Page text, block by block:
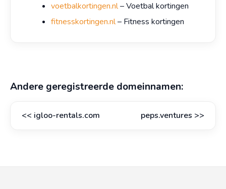
voetbalkortingen.nl– Voetbal kortingen
fitnesskortingen.nl– Fitness kortingen
Andere geregistreerde domeinnamen:
<< igloo-rentals.com peps.ventures >>